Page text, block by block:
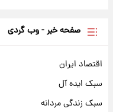
صفحه خبر - وب گردی
اقتصاد ایران
سبک ایده آل
سبک زندگی مردانه